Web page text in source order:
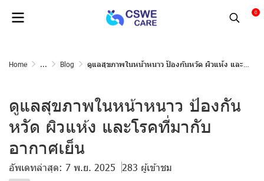
0
Home ... Blog ดูแลสุขภาพในหน้าหนาว ป้องกันหวัด ผิวแห้ง และโรคที่มากับอากาศเย็น
ดูแลสุขภาพในหน้าหนาว ป้องกัน
หวัด ผิวแห้ง และโรคที่มากับ
อากาศเย็น
อัพเดทล่าสุด: 7 พ.ย. 2025 283 ผู้เข้าชม